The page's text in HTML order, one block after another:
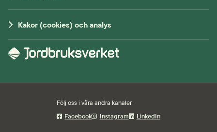
Kakor (cookies) och analys
Följ oss i våra andra kanaler
Facebook
Instagram LinkedIn